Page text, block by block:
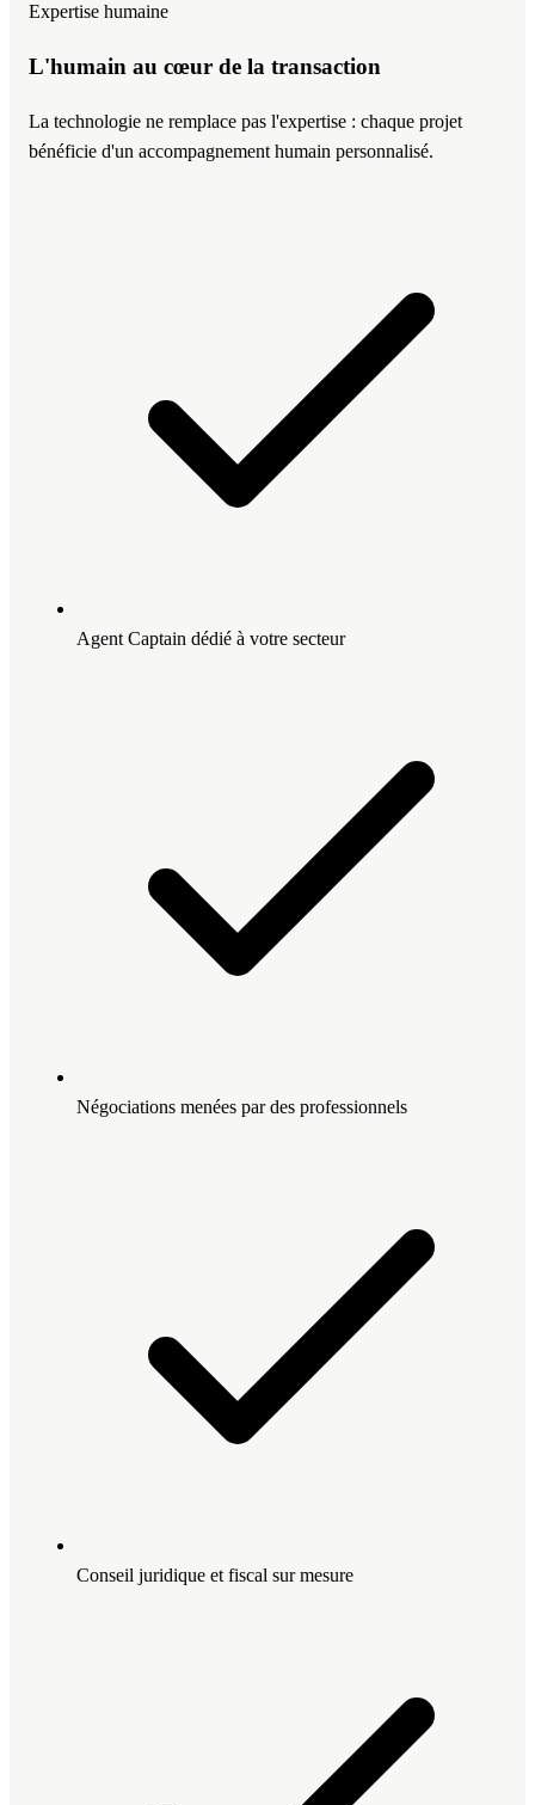
Expertise humaine
L'humain au cœur de la transaction
La technologie ne remplace pas l'expertise : chaque projet
bénéficie d'un accompagnement humain personnalisé.
Agent Captain dédié à votre secteur
Négociations menées par des professionnels
Conseil juridique et fiscal sur mesure